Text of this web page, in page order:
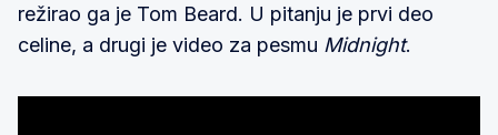
režirao ga je Tom Beard. U pitanju je prvi deo
celine, a drugi je video za pesmu Midnight.